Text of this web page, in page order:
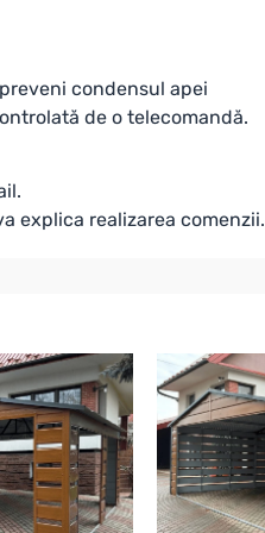
condensul apei
de o telecomandă.
explica realizarea comenzii.